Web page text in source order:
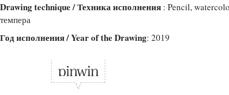
Drawing technique / Техника исполнения : Pencil,
темпера
Год исполнения / Year of the Drawing: 2019